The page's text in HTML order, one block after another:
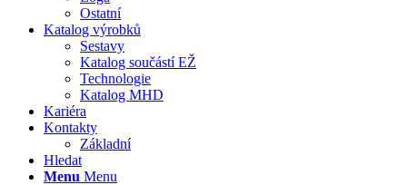
Ostatní
Katalog výrobků
Sestavy
Katalog součástí EŽ
Technologie
Katalog MHD
Kariéra
Kontakty
Základní
Hledat
Menu Menu